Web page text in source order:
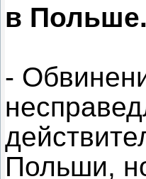
в Польше.
-
Польши,